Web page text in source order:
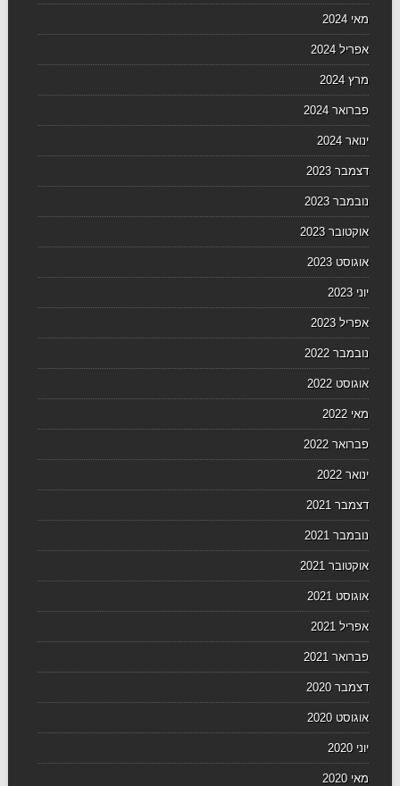
מאי 2024
אפריל 2024
מרץ 2024
פברואר 2024
ינואר 2024
דצמבר 2023
נובמבר 2023
אוקטובר 2023
אוגוסט 2023
יוני 2023
אפריל 2023
נובמבר 2022
אוגוסט 2022
מאי 2022
פברואר 2022
ינואר 2022
דצמבר 2021
נובמבר 2021
אוקטובר 2021
אוגוסט 2021
אפריל 2021
פברואר 2021
דצמבר 2020
אוגוסט 2020
יוני 2020
מאי 2020